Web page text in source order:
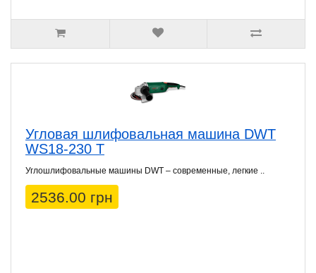
Угловая шлифовальная машина DWT
WS18-230 T
Углошлифовальные машины DWT – современные, легкие ..
2536.00 грн